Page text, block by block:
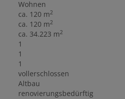
Wohnen
ca. 120 m2
ca. 120 m2
ca. 34.223 m2
1
1
1
vollerschlossen
Altbau
renovierungsbedürftig